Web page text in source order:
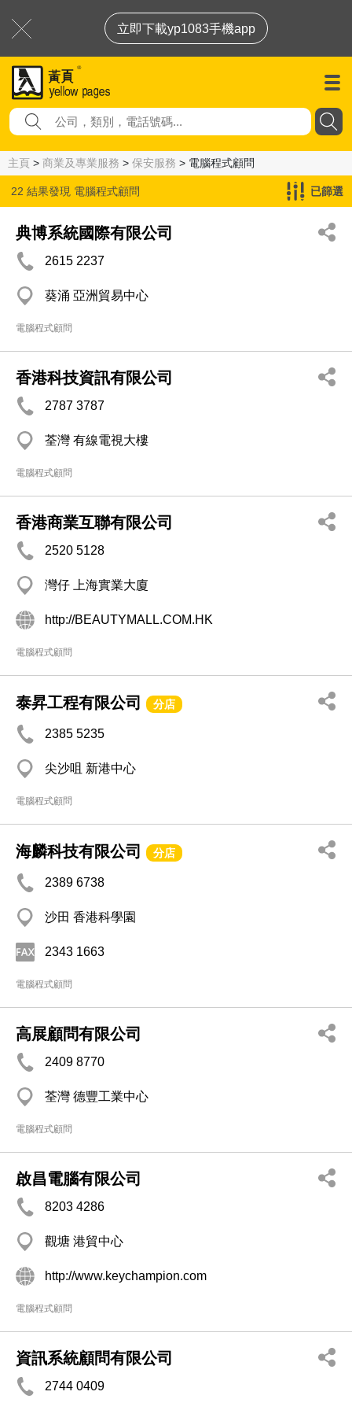
立即下載yp1083手機app
主頁 > 商業及專業服務 > 保安服務 > 電腦程式顧問
22 結果發現 電腦程式顧問 已篩選
典博系統國際有限公司
2615 2237
葵涌 亞洲貿易中心
電腦程式顧問
香港科技資訊有限公司
2787 3787
荃灣 有線電視大樓
電腦程式顧問
香港商業互聯有限公司
2520 5128
灣仔 上海實業大廈
http://BEAUTYMALL.COM.HK
電腦程式顧問
泰昇工程有限公司 分店
2385 5235
尖沙咀 新港中心
電腦程式顧問
海麟科技有限公司 分店
2389 6738
沙田 香港科學園
2343 1663
電腦程式顧問
高展顧問有限公司
2409 8770
荃灣 德豐工業中心
電腦程式顧問
啟昌電腦有限公司
8203 4286
觀塘 港貿中心
http://www.keychampion.com
電腦程式顧問
資訊系統顧問有限公司
2744 0409